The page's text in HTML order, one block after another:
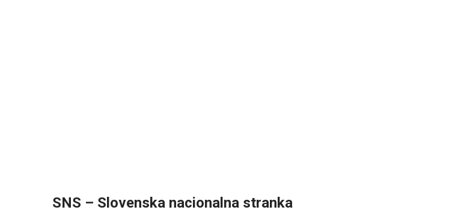
SNS – Slovenska nacionalna stranka